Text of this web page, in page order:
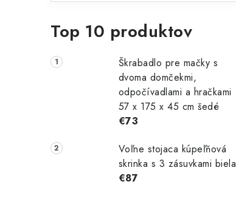
Top 10 produktov
Škrabadlo pre mačky s
dvoma domčekmi,
odpočívadlami a hračkami
57 x 175 x 45 cm šedé
€73
Voľne stojaca kúpeľňová
skrinka s 3 zásuvkami biela
€87